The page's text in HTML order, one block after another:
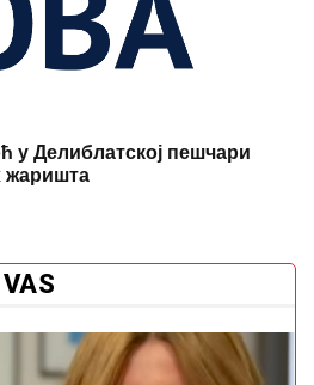
у Делиблатској пешчари
жаришта